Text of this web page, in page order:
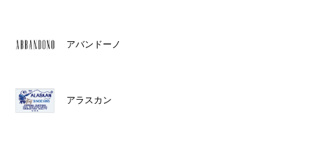
アバンドーノ
アラスカン